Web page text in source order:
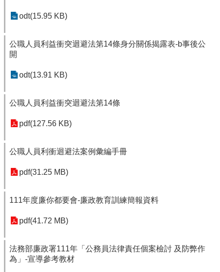
odt(15.95 KB)
公職人員利益衝突迴避法第14條身分關係揭露表-b事後公
開
odt(13.91 KB)
公職人員利益衝突迴避法第14條
pdf(127.56 KB)
公職人員利衝迴避法案例彙編手冊
pdf(31.25 MB)
111年度廉你都要會-廉政教育訓練簡報資料
pdf(41.72 MB)
法務部廉政署111年「公務員法律責任個案檢討 及防弊作
為」-宣導參考教材